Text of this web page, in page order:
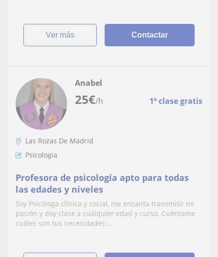
ver más Contactar
25€/h 1ª clase gratis
Anabel
Las Rozas De Madrid
Psicologia
Profesora de psicología apto para todas
las edades y niveles
Soy Psicóloga clínica y social, me encanta transmitir mi
pasión y doy clase a cualquier edad y curso. Cuéntame
cuáles son tus necesidades:...